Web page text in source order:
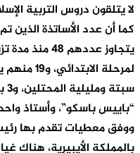
لا يتلقون دروس التربية
كما أن عدد الأساتذة الذين
يتجاوز
“باييس باسكو”، وأستاذ
ووفق معطيات تقدم بها
بالمملكة الأيبيرية، هناك